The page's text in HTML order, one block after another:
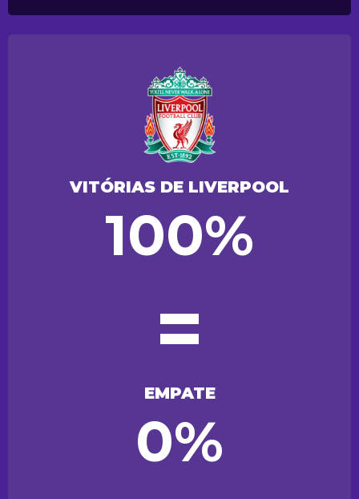
VITÓRIAS DE LIVERPOOL
100%
=
EMPATE
0%